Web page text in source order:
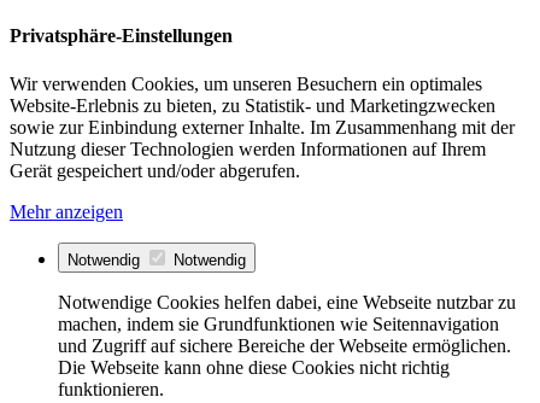
Privatsphäre-Einstellungen
Wir verwenden Cookies, um unseren Besuchern ein optimales
Website-Erlebnis zu bieten, zu Statistik- und Marketingzwecken
sowie zur Einbindung externer Inhalte. Im Zusammenhang mit der
Nutzung dieser Technologien werden Informationen auf Ihrem
Gerät gespeichert und/oder abgerufen.
Mehr anzeigen
Notwendig Notwendig
Notwendige Cookies helfen dabei, eine Webseite nutzbar zu
machen, indem sie Grundfunktionen wie Seitennavigation
und Zugriff auf sichere Bereiche der Webseite ermöglichen.
Die Webseite kann ohne diese Cookies nicht richtig
funktionieren.